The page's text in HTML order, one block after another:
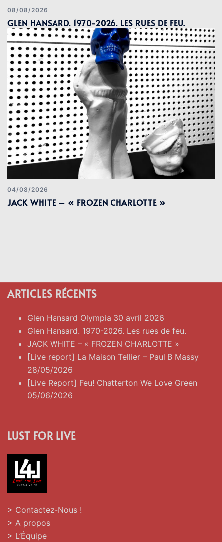
08/08/2026
GLEN HANSARD. 1970-2026. LES RUES DE FEU.
04/08/2026
JACK WHITE – « FROZEN CHARLOTTE »
ARTICLES RÉCENTS
Glen Hansard Olympia 30 avril 2026
Glen Hansard. 1970-2026. Les rues de feu.
JACK WHITE – « FROZEN CHARLOTTE »
[Live report] La Maison Tellier – Paul B Massy
28/05/2026
[Live Report] Feu! Chatterton We Love Green
05/06/2026
LUST FOR LIVE
> Contactez-Nous !
> A propos
> L’Équipe